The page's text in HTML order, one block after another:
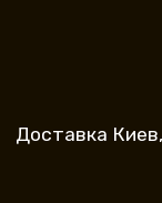
Доставка